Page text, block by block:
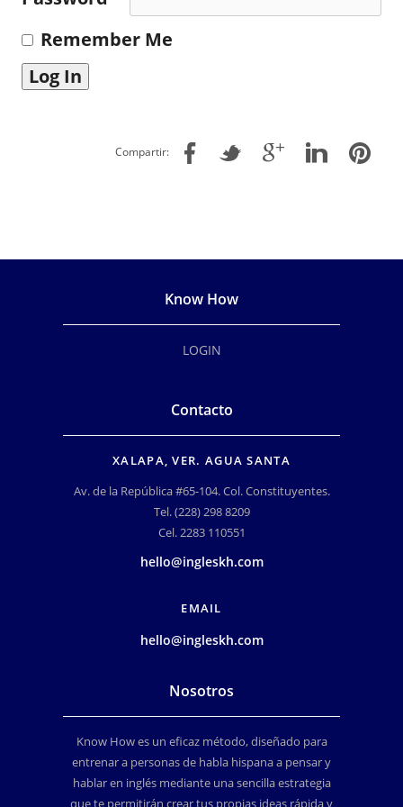
Remember Me
Compartir:
Know How
LOGIN
Contacto
XALAPA, VER. AGUA SANTA
Av. de la República #65-104. Col. Constituyentes.
Tel. (228) 298 8209
Cel. 2283 110551
hello@ingleskh.com
EMAIL
hello@ingleskh.com
Nosotros
Know How es un eficaz método, diseñado para
entrenar a personas de habla hispana a pensar y
hablar en inglés mediante una sencilla estrategia
que te permitirán crear tus propias ideas rápida y